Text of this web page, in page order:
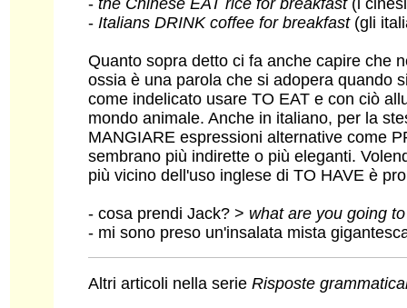
- Italians DRINK coffee for breakfast (gli
Quanto sopra detto ci fa anche capire che
ossia è una parola che si adopera quando
come indelicato usare TO EAT e con ciò
mondo animale. Anche in italiano, per la
MANGIARE espressioni alternative come
sembrano più indirette o più eleganti.
più vicino dell'uso inglese di TO HAVE è
- cosa prendi Jack? > what are you going
- mi sono preso un'insalata mista
Altri articoli nella serie Risposte